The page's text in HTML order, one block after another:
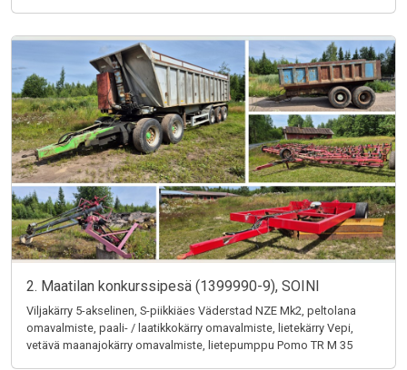
2. Maatilan konkurssipesä (1399990-9), SOINI
Viljakärry 5-akselinen, S-piikkiäes Väderstad NZE Mk2, peltolana
omavalmiste, paali- / laatikkokärry omavalmiste, lietekärry Vepi,
vetävä maanajokärry omavalmiste, lietepumppu Pomo TR M 35